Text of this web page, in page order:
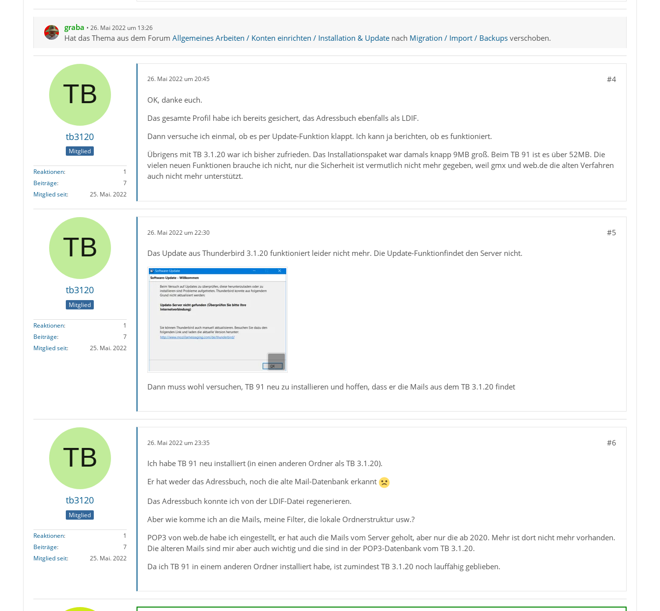
graba 26. Mai 2022 um 13:26
Hat das Thema aus dem Forum Allgemeines Arbeiten / Konten einrichten / Installation & Updatenach Migration / Import / Backupsverschoben.
tb3120
Mitglied
Reaktionen
1
Beiträge
7
Mitglied seit
25. Mai. 2022
26. Mai 2022 um 20:45 #4
OK, danke euch.
Das gesamte Profil habe ich bereits gesichert, das Adressbuch ebenfalls als LDIF.
Dann versuche ich einmal, ob es per Update-Funktion klappt. Ich kann ja berichten, ob es funktioniert.
Übrigens mit TB 3.1.20 war ich bisher zufrieden. Das Installationspaket war damals knapp 9MB groß. Beim TB 91 ist es über 52MB. Die
vielen neuen Funktionen brauche ich nicht, nur die Sicherheit ist vermutlich nicht mehr gegeben, weil gmx und web.de die alten Verfahren
auch nicht mehr unterstützt.
tb3120
Mitglied
Reaktionen
1
Beiträge
7
Mitglied seit
25. Mai. 2022
26. Mai 2022 um 22:30 #5
Das Update aus Thunderbird 3.1.20 funktioniert leider nicht mehr. Die Update-Funktionfindet den Server nicht.
Dann muss wohl versuchen, TB 91 neu zu installieren und hoffen, dass er die Mails aus dem TB 3.1.20 findet
tb3120
Mitglied
Reaktionen
1
Beiträge
7
Mitglied seit
25. Mai. 2022
26. Mai 2022 um 23:35 #6
Ich habe TB 91 neu installiert (in einen anderen Ordner als TB 3.1.20).
Er hat weder das Adressbuch, noch die alte Mail-Datenbank erkannt
Das Adressbuch konnte ich von der LDIF-Datei regenerieren.
Aber wie komme ich an die Mails, meine Filter, die lokale Ordnerstruktur usw.?
POP3 von web.de habe ich eingestellt, er hat auch die Mails vom Server geholt, aber nur die ab 2020. Mehr ist dort nicht mehr vorhanden.
Die älteren Mails sind mir aber auch wichtig und die sind in der POP3-Datenbank vom TB 3.1.20.
Da ich TB 91 in einem anderen Ordner installiert habe, ist zumindest TB 3.1.20 noch lauffähig geblieben.